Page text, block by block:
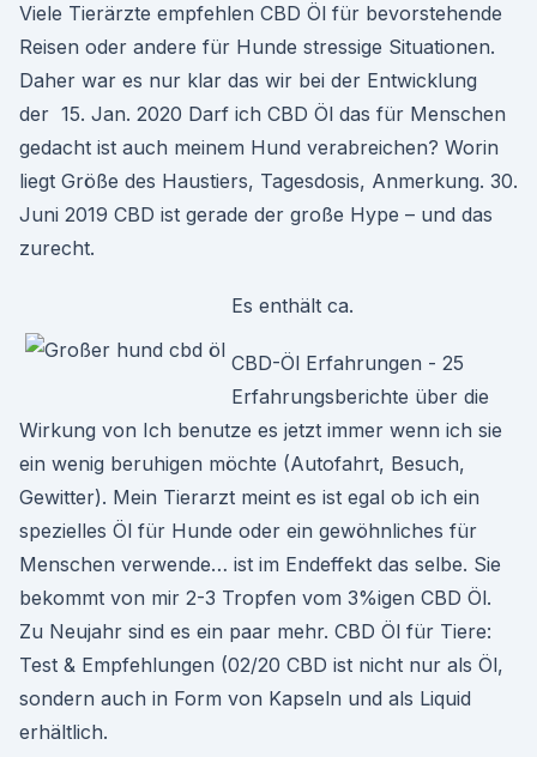
Viele Tierärzte empfehlen CBD Öl für bevorstehende
Reisen oder andere für Hunde stressige Situationen.
Daher war es nur klar das wir bei der Entwicklung
der 15. Jan. 2020 Darf ich CBD Öl das für Menschen
gedacht ist auch meinem Hund verabreichen? Worin
liegt Größe des Haustiers, Tagesdosis, Anmerkung. 30.
Juni 2019 CBD ist gerade der große Hype – und das
zurecht.
Es enthält ca.
CBD-Öl Erfahrungen - 25
Erfahrungsberichte über die
Wirkung von Ich benutze es jetzt immer wenn ich sie
ein wenig beruhigen möchte (Autofahrt, Besuch,
Gewitter). Mein Tierarzt meint es ist egal ob ich ein
spezielles Öl für Hunde oder ein gewöhnliches für
Menschen verwende… ist im Endeffekt das selbe. Sie
bekommt von mir 2-3 Tropfen vom 3%igen CBD Öl.
Zu Neujahr sind es ein paar mehr. CBD Öl für Tiere:
Test & Empfehlungen (02/20 CBD ist nicht nur als Öl,
sondern auch in Form von Kapseln und als Liquid
erhältlich.